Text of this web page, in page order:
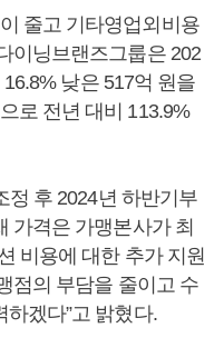
줄고 기타영업외비용
이닝브랜즈그룹은 202
낮은 517억 원을
로 전년 대비 113.9%
정 후 2024년 하반기부
가격은 가맹본사가 최
비용에 대한 추가 지원
점의 부담을 줄이고 수
겠다”고 밝혔다.